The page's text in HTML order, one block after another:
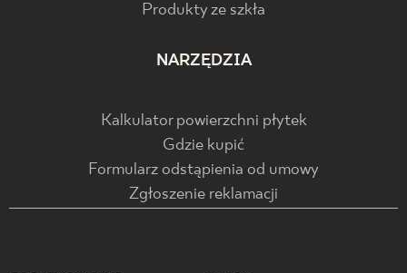
Produkty ze szkła
NARZĘDZIA
Kalkulator powierzchni płytek
Gdzie kupić
Formularz odstąpienia od umowy
Zgłoszenie reklamacji